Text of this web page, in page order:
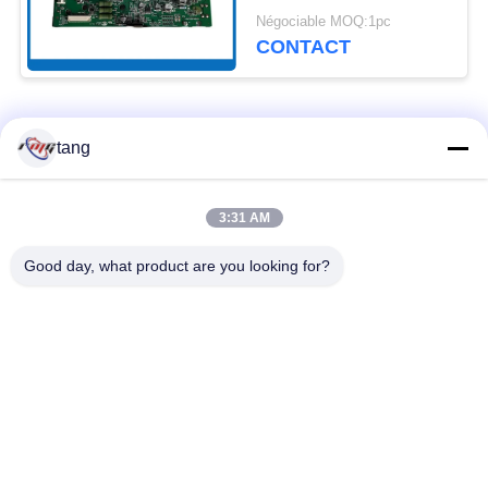
49209542000F Diebold
Controller
Négociable MOQ:1pc
CONTACT
Catégories populaires
pièces de machine
tang
3:31 AM
Good day, what product are you looking for?